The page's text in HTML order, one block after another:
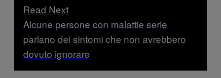
Read Next
Alcune persone con malattie serie
parlano dei sintomi che non avrebbero
dovuto ignorare